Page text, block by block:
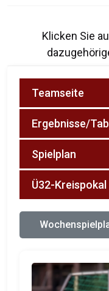
Klicken Sie
Teamseite
Ergebnisse/
Spielplan
Ü32-Kreispokal